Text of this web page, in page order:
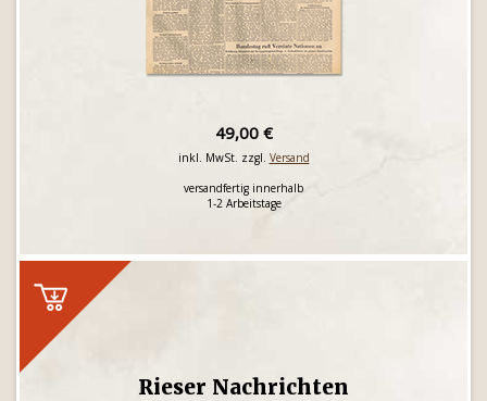
49,00 €
inkl. MwSt. zzgl. Versand
versandfertig innerhalb
1-2 Arbeitstage
Rieser Nachrichten